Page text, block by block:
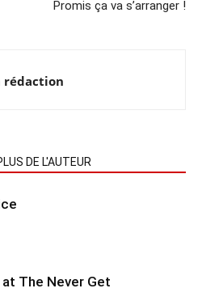
Promis ça va s’arranger !
rédaction
DE L'AUTEUR
The Never Get